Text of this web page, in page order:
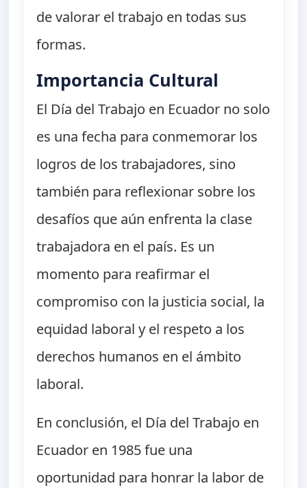
de valorar el trabajo en todas sus
formas.
Importancia Cultural
El Día del Trabajo en Ecuador no solo
es una fecha para conmemorar los
logros de los trabajadores, sino
también para reflexionar sobre los
desafíos que aún enfrenta la clase
trabajadora en el país. Es un
momento para reafirmar el
compromiso con la justicia social, la
equidad laboral y el respeto a los
derechos humanos en el ámbito
laboral.
En conclusión, el Día del Trabajo en
Ecuador en 1985 fue una
oportunidad para honrar la labor de